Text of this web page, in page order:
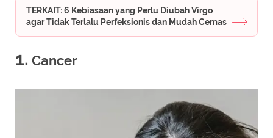
TERKAIT: 6 Kebiasaan yang Perlu Diubah Virgo
agar Tidak Terlalu Perfeksionis dan Mudah Cemas
1. Cancer